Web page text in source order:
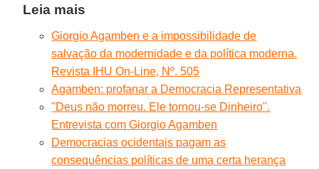
Leia mais
Giorgio Agamben e a impossibilidade de
salvação da modernidade e da política moderna.
Revista IHU On-Line, Nº. 505
Agamben: profanar a Democracia Representativa
"Deus não morreu. Ele tornou-se Dinheiro".
Entrevista com Giorgio Agamben
Democracias ocidentais pagam as
consequências políticas de uma certa herança